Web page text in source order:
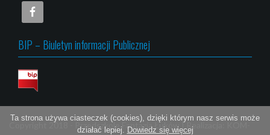
BIP – Biuletyn informacji Publicznej
Copyright 2018 - Przedszkole Fantazja Łuków | Realizacja:
Ta strona używa ciasteczek (cookies), dzięki którym nasz serwis może
działać lepiej. Dowiedz się więcej